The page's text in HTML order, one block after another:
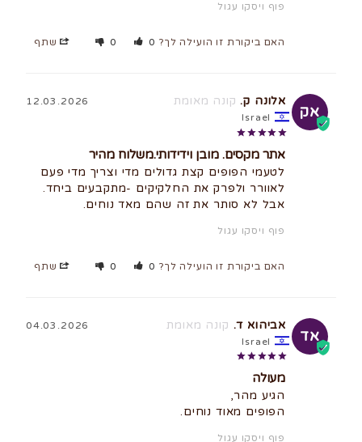
פוף ויסקו עגול
שתף האם ביקורת זו הועילה לך? 0
0
אק
12.03.2026 אלונה ק.
Israel
אתר מקסים. מובן וידידותי.משלוח מהיר
אבל לא סותר את זה שהם מאד נוחים.
פוף ויסקו עגול
שתף האם ביקורת זו הועילה לך? 0
0
אד
04.03.2026 אביהוא ד.
Israel
מעולה
הפופים מאוד נוחים.
פוף ויסקו עגול